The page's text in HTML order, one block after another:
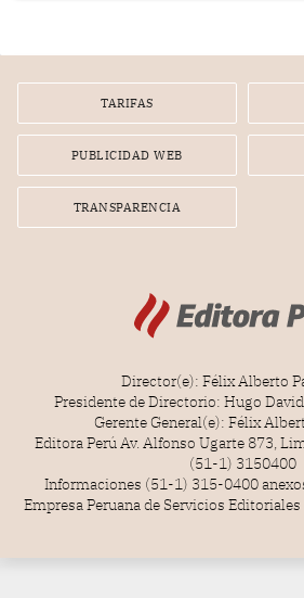
por la frustrada realización de un
TARIFAS
PUBLICIDAD WEB
TRANSPARENCIA
Director(e): Félix Alberto
Presidente de Directorio: Hugo
Gerente General(e): Félix
Editora Perú Av. Alfonso Ugarte 873,
(51-1) 3150400
Informaciones (51-1) 315-0400
Empresa Peruana de Servicios